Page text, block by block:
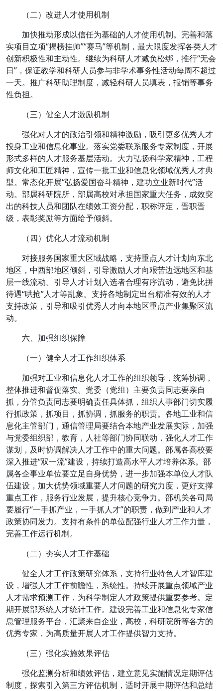
（二）改进人才使用机制
加快推动形成以信任为基础的人才使用机制。完善和落
实项目立项“揭榜挂帅”“赛马”等机制，最大限度发挥各类人才
创新积极性和主动性。继续为科研人才减负松绑，推行“无会
日”，保证教学和科研人员参与非学术事务性活动每周不超过
一天。推广科研助理制度，减轻科研人员填表，报销等事务
性负担。
（三）健全人才激励机制
强化对人才的政治引领和精神激励，吸引更多优秀人才
投身工业和信息化事业。落实党委联系服务专家制度，开展
形式多样的人才服务基层活动。大力弘扬科学家精神，工程
师文化和工匠精神，宣传一批工业和信息化领域优秀人才典
型。常态化开展“弘扬爱国奋斗精神，建功立业新时代”活
动。部属科研院所，部属高校对承担国家重大任务，成效突
出的科技人员和团队在绩效工资分配，职称评定，晋职晋
级，表彰奖励等方面给予倾斜。
（四）优化人才流动机制
对接服务国家重大区域战略，支持重点人才计划向东北
地区，中西部地区倾斜，引导激励人才向艰苦边远地区和基
层一线流动。引导人才计划入选者合理有序流动，避免比拼
待遇“哄抢”人才等乱象。支持各地制定出台精准有效的人才
支持政策，引导和吸引优秀人才向本地区重点产业集聚区流
动。
六、加强组织保障
（一）健全人才工作组织体系
加强对工业和信息化人才工作的组织领导，统筹协调，
整体推进和督促落实。党委（党组）主要负责同志要亲自
抓，分管负责同志要明确责任具体抓，组织人事部门切实履
行抓政策，抓项目，抓协调，抓服务的职责。各地工业和信
息化主管部门，通信管理局要结合本地产业发展实际，加强
与党委组织部，教育，人社等部门协同联动，强化人才工作
谋划，及时协调解决人才工作中的重大问题。部属各高校要
深入推进“双一流”建设，持续打造高水平人才培养体系。部
属各企事业单位要立足自身优势，进一步加强本单位人才队
伍建设，加大优势领域重要人才问题的研究力度，更好支撑
重点工作，服务行业发展，提升核心竞争力。部机关各司局
要履行“一手抓产业，一手抓人才”的职责，做到产业和人才
政策协同发力。支持有条件的单位配强行业人才工作力量，
完善工作运行机制。
（二）夯实人才工作基础
健全人才工作政策研究体系，支持行业特色人才智库建
设，增强人才工作前瞻性，系统性。持续开展重点领域产业
人才需求预测工作，为科学制定人才政策提供重要参考。定
期开展部系统人才统计工作。建设完善工业和信息化专家信
息管理服务平台，汇聚来自企业，高校，科研院所等各方的
优秀专家，为高质量开展人才工作提供智力支持。
（三）强化实施效果评估
强化监测分析和绩效评估，建立意见实施情况定期评估
制度，探索引入第三方评估机制，适时开展中期评估和总结